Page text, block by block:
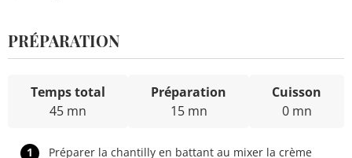
PRÉPARATION
Temps total
45 mn
Préparation
15 mn
Cuisson
0 mn
1
Préparer la chantilly en battant au mixer la crème